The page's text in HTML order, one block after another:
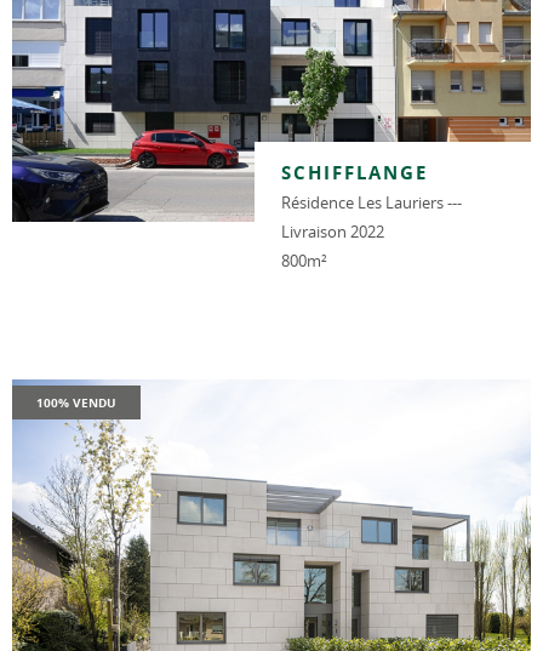
SCHIFFLANGE
Résidence Les Lauriers ---
Livraison 2022
800m²
100% VENDU